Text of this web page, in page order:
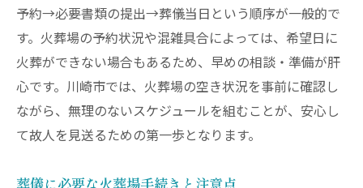
予約→必要書類の提出→葬儀当日という順序が一般的で
す。火葬場の予約状況や混雑具合によっては、希望日に
火葬ができない場合もあるため、早めの相談・準備が肝
心です。川崎市では、火葬場の空き状況を事前に確認し
ながら、無理のないスケジュールを組むことが、安心し
て故人を見送るための第一歩となります。
葬儀に必要な火葬場手続きと注意点